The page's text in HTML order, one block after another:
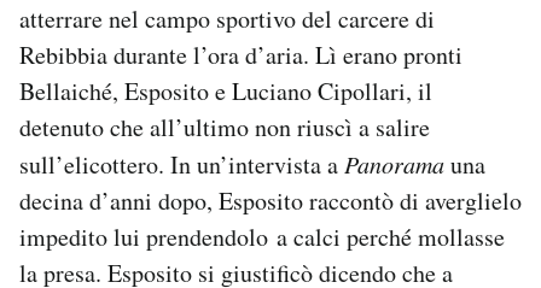
atterrare nel campo sportivo del carcere di
Rebibbia durante l’ora d’aria. Lì erano pronti
Bellaiché, Esposito e Luciano Cipollari, il
detenuto che all’ultimo non riuscì a salire
sull’elicottero. In un’intervista a Panoramauna
decina d’anni dopo, Esposito raccontò di averglielo
impedito lui prendendolo a calci perché mollasse
la presa. Esposito si giustificò dicendo che a